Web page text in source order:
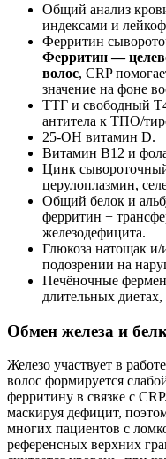
Общий анализ
индексами и
Ферритин
Ферритин —
волос, CRP
значение на фоне
ТТГ и свободный
антитела к ТПО/
25‑ОН витамин D.
Витамин B12 и
Цинк
церулоплазмин,
Общий белок и
ферритин +
железодефицита.
Глюкоза натощак
подозрении на
Печёночные
длительных
Обмен железа и
Железо участвует в
волос формируется
ферритину в связке с
маскируя дефицит,
многих пациентов с
референсных верхних